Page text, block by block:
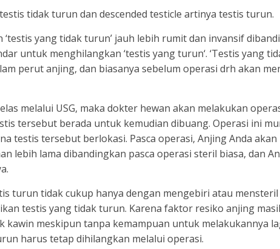
tidak turun dan descended testicle artinya testis turun.
yang tidak turun’ jauh lebih rumit dan invansif
untuk menghilangkan ‘testis yang turun‘. ‘Testis yang
perut anjing, dan biasanya sebelum operasi drh akan
melalui USG, maka dokter hewan akan melakukan
tersebut berada untuk kemudian dibuang. Operasi ini
testis tersebut berlokasi. Pasca operasi, Anjing Anda akan
lebih lama dibandingkan pasca operasi steril biasa, dan
turun tidak cukup hanya dengan mengebiri atau
testis yang tidak turun. Karena faktor resiko anjing
meskipun tanpa kemampuan untuk melakukannya
harus tetap dihilangkan melalui operasi.